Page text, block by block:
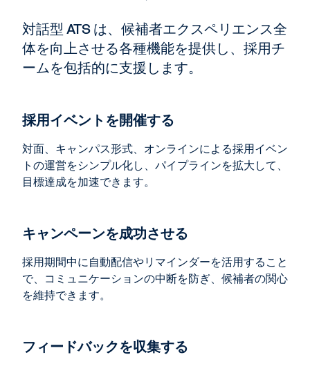
対話型 ATS は、候補者エクスペリエンス全
体を向上させる各種機能を提供し、採用チ
ームを包括的に支援します。
採用イベントを開催する
対面、キャンパス形式、オンラインによる採用イベン
トの運営をシンプル化し、パイプラインを拡大して、
目標達成を加速できます。
キャンペーンを成功させる
採用期間中に自動配信やリマインダーを活用すること
で、コミュニケーションの中断を防ぎ、候補者の関心
を維持できます。
フィードバックを収集する